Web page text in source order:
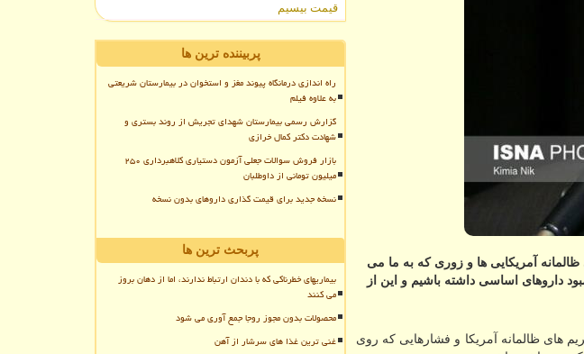
آمریكایی ها و زوری كه به ما می
داروهای اساسی داشته باشیم و این از
های ظالمانه آمریكا و فشارهایی كه روی
قیمت بیسیم
پربیننده ترین ها
راه اندازی درمانگاه پیوند مغز و استخوان در بیمارستان شریعتی
به علاوه فیلم
گزارش رسمی بیمارستان شهدای تجریش از روند بستری و
شهادت دکتر کمال خرازی
بازار فروش سوالات جعلی آزمون دستیاری کلاهبرداری ۲۵۰
میلیون تومانی از داوطلبان
نسخه جدید برای قیمت گذاری داروهای بدون نسخه
پربحث ترین ها
بیماریهای خطرناکی که با دندان ارتباط ندارند، اما از دهان بروز
می کنند
محصولات بدون مجوز روجا جمع آوری می شود
غنی ترین غذا های سرشار از آهن